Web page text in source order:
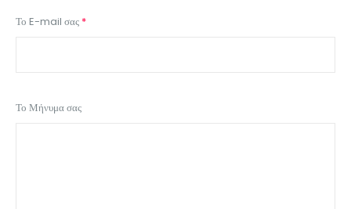
Το E-mail σας *
Το Μήνυμα σας